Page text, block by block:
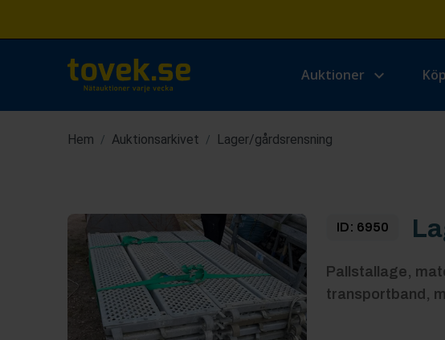
Auktioner
Hem / Auktionsarkivet / Lager/gårdsrensning
ID: 6950
Pallstallage,
transportband,